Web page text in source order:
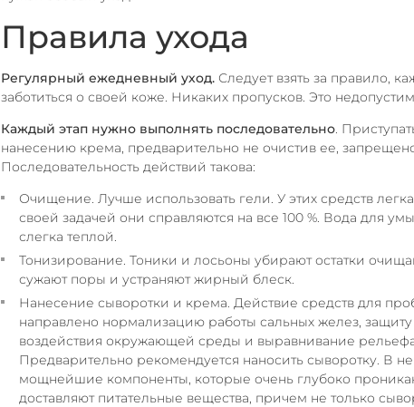
Правила ухода
Регулярный ежедневный уход. Следует взять за правило,
заботиться о своей коже. Никаких пропусков. Это
Каждый этап нужно выполнять последовательно.
нанесению крема, предварительно не очистив ее,
Последовательность действий такова:
Очищение. Лучше использовать гели. У этих средств
своей задачей они справляются на все 100 %. Вода для
слегка теплой.
Тонизирование. Тоники и лосьоны убирают остатки
сужают поры и устраняют жирный блеск.
Нанесение сыворотки и крема. Действие средств для
направлено нормализацию работы сальных желез, защиту
воздействия окружающей среды и выравнивание
Предварительно рекомендуется наносить сыворотку. В
мощнейшие компоненты, которые очень глубоко
доставляют питательные вещества, причем не только